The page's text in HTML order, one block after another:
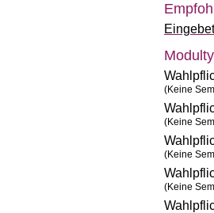
(Keine
(Keine
(Keine
(Keine